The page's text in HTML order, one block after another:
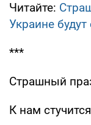
Читайте:
Украине
***
Страшный
К нам